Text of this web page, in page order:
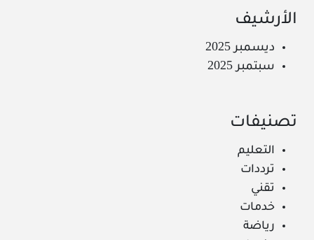
الأرشيف
ديسمبر 2025
سبتمبر 2025
تصنيفات
التعليم
ترددات
تقني
خدمات
رياضة